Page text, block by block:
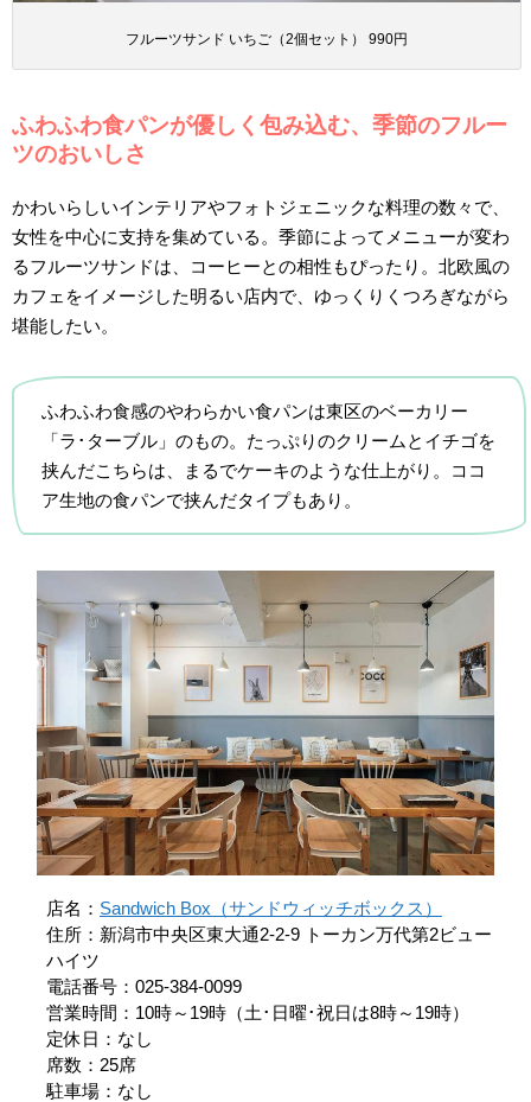
フルーツサンド いちご（2個セット） 990円
ふわふわ食パンが優しく包み込む、季節のフルー
ツのおいしさ
かわいらしいインテリアやフォトジェニックな料理の数々で、
女性を中心に支持を集めている。季節によってメニューが変わ
るフルーツサンドは、コーヒーとの相性もぴったり。北欧風の
カフェをイメージした明るい店内で、ゆっくりくつろぎながら
堪能したい。
ふわふわ食感のやわらかい食パンは東区のベーカリー
「ラ･ターブル」のもの。たっぷりのクリームとイチゴを
挟んだこちらは、まるでケーキのような仕上がり。ココ
ア生地の食パンで挟んだタイプもあり。
店名： Sandwich Box（サンドウィッチボックス）
住所：新潟市中央区東大通2-2-9 トーカン万代第2ビュー
ハイツ
電話番号：025-384-0099
営業時間：10時～19時（土･日曜･祝日は8時～19時）
定休日：なし
席数：25席
駐車場：なし